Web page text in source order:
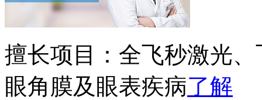
擅长项目： 全飞秒激光
眼角膜及眼表疾病了解